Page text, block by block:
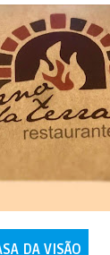
DA VISÃO